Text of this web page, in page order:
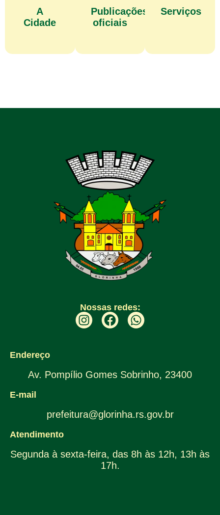
A
Cidade
Publicações
oficiais
Serviços
Nossas redes:
Endereço
Av. Pompílio Gomes Sobrinho, 23400
E-mail
prefeitura@glorinha.rs.gov.br
Atendimento
Segunda à sexta-feira, das 8h às 12h, 13h às
17h.